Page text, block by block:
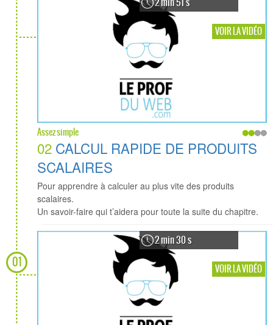
01
VOIR LA VIDÉO
Assez simple
02 CALCUL RAPIDE DE PRODUITS
SCALAIRES
Pour apprendre à calculer au plus vite des produits
scalaires.
Un savoir-faire qui t’aidera pour toute la suite du chapitre.
2 min 30 s
VOIR LA VIDÉO